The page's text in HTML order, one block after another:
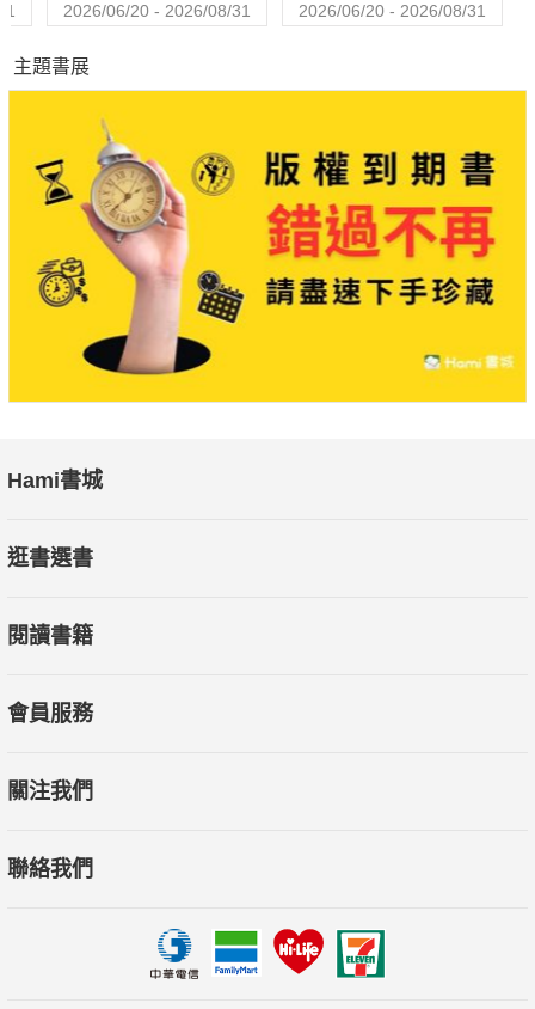
2026/06/20 - 2026/08/31 2026/06/20 - 2026/08/31
主題書展
Hami書城
逛書選書
閱讀書籍
會員服務
關注我們
聯絡我們